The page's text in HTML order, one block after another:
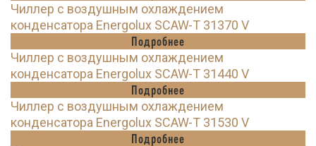
Чиллер с воздушным охлаждением
конденсатора Energolux SCAW-T 31370 V
Подробнее
Чиллер с воздушным охлаждением
конденсатора Energolux SCAW-T 31440 V
Подробнее
Чиллер с воздушным охлаждением
конденсатора Energolux SCAW-T 31530 V
Подробнее